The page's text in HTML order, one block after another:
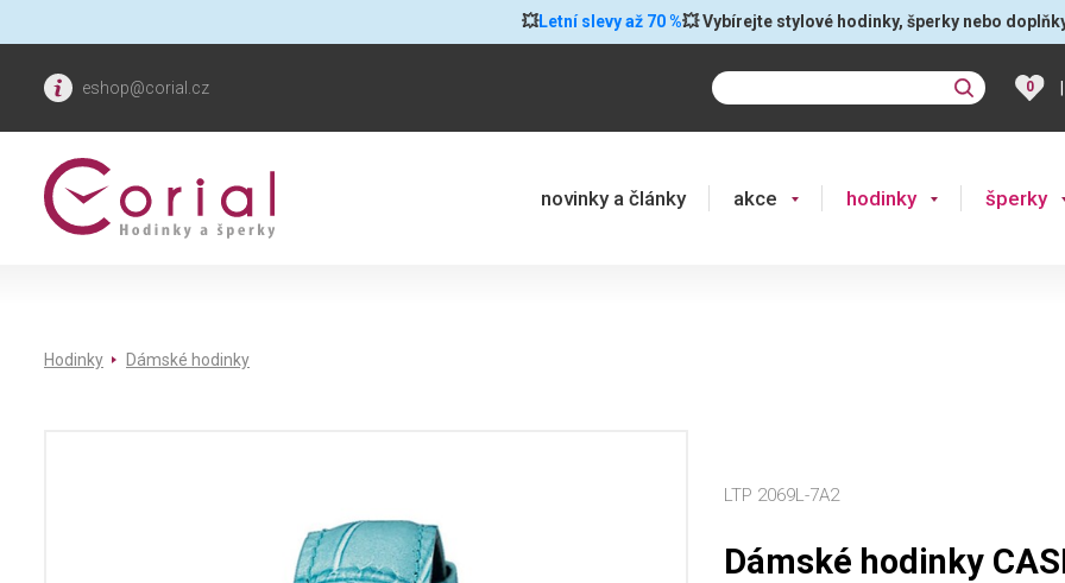
💥Letní slevy až 70 %💥 Vybírejte stylové hodinky, šperky nebo
eshop@corial.cz 0 |
novinky a články akce hodinky šperky
Hodinky Dámské hodinky
LTP 2069L-7A2
Dámské hodinky